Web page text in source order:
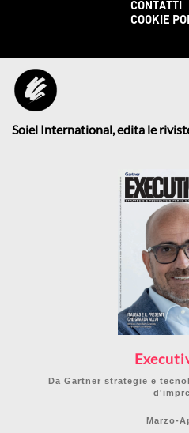
CONTATTI
COOKIE
Soiel International, edita le
Da Gartner strategie e
Marzo-